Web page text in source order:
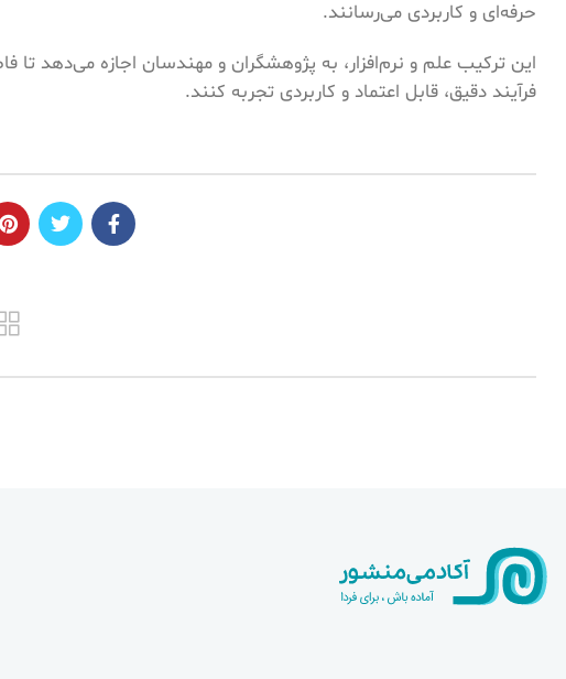
حرفه‌ای و کاربردی می‌رسانند.
این ترکیب علم و نرم‌افزار، به پژوهشگران و مهندسان اجازه می‌دهد تا
فرآیند دقیق، قابل اعتماد و کاربردی تجربه کنند.